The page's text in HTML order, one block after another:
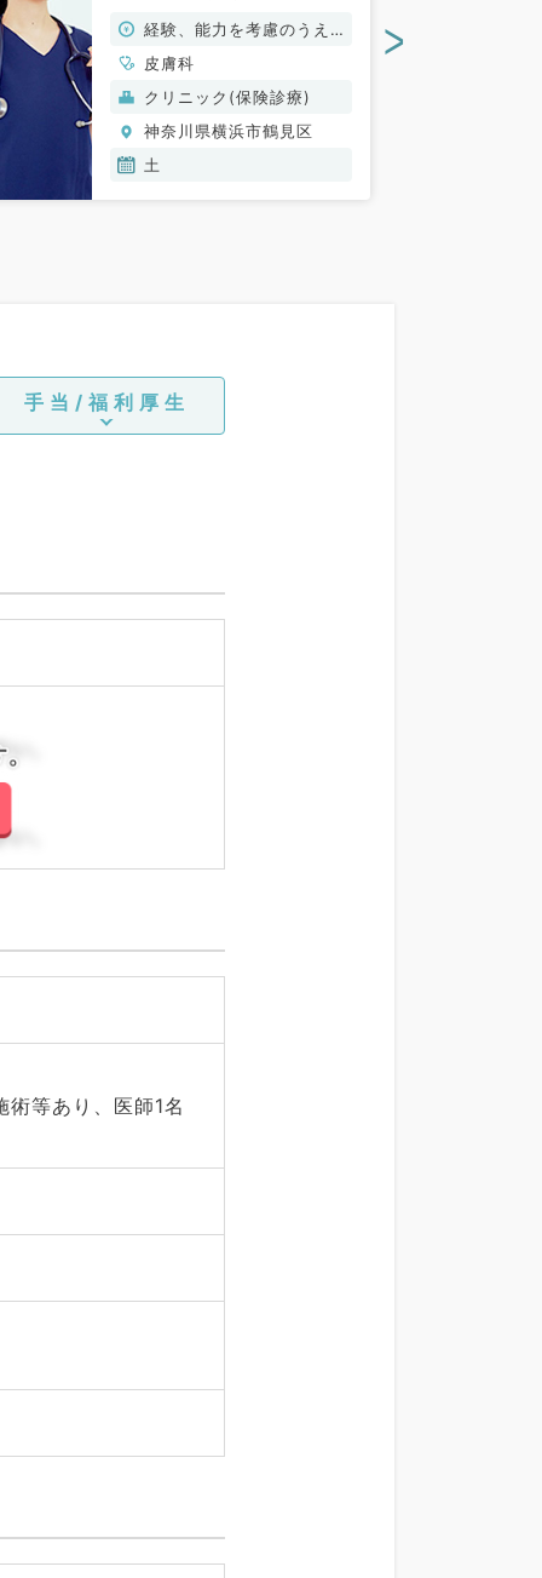
仕事（皮膚科／非常勤）
経験、能力を考慮のうえ、
規定により決定
皮膚科
クリニック(保険診療)
神奈川県横浜市鶴見区
土
>
手当/福利厚生
。
。
等あり、医師1名